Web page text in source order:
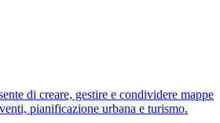
di creare, gestire e condividere mappe
pianificazione urbana e turismo.